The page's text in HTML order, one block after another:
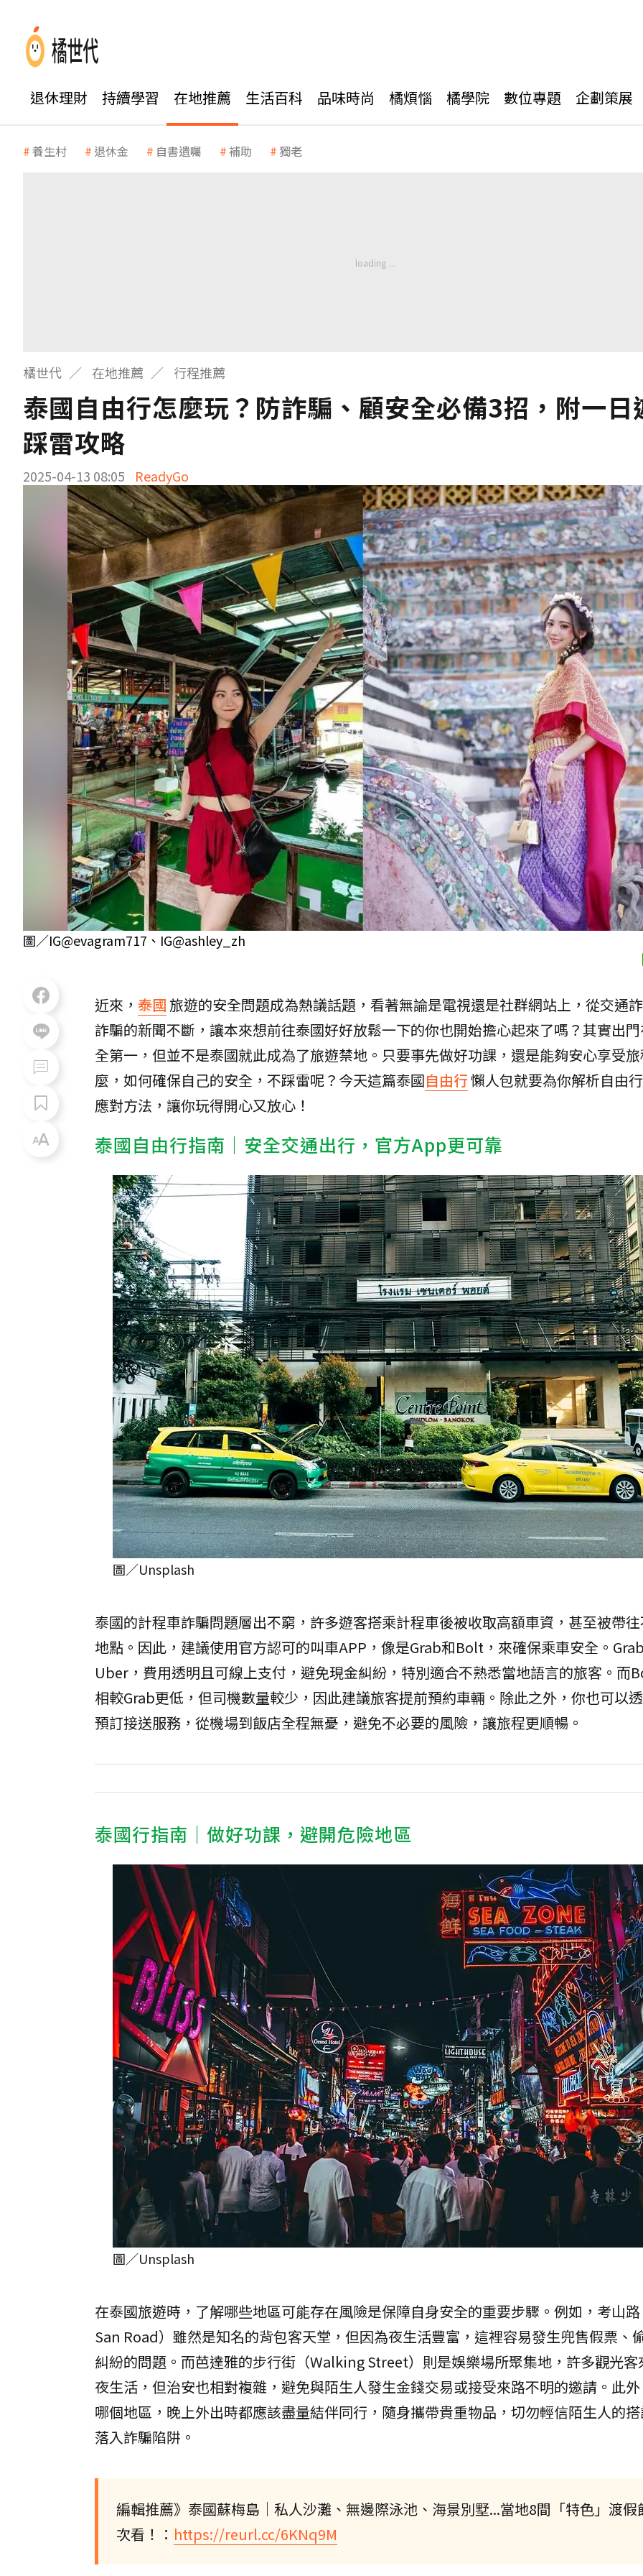
退休理財 持續學習 在地推薦 生活百科 品味時尚 橘煩惱 橘學院 數位專題 企劃策展
養生村 退休金 自書遺囑 補助 獨老
橘世代 在地推薦 行程推薦
泰國自由行怎麼玩？防詐騙、顧安全必備3招，附一日
踩雷攻略
2025-04-13 08:05 ReadyGo
圖／IG@evagram717、IG@ashley_zh
近來， 泰國 旅遊的安全問題成為熱議話題，看著無論是電視還是社群網站上，從交通
詐騙的新聞不斷，讓本來想前往泰國好好放鬆一下的你也開始擔心起來了嗎？其實出
全第一，但並不是泰國就此成為了旅遊禁地。只要事先做好功課，還是能夠安心享受
麼，如何確保自己的安全，不踩雷呢？今天這篇泰國自由行懶人包就要為你解析自由
應對方法，讓你玩得開心又放心！
泰國自由行指南｜安全交通出行，官方App更可靠
圖／Unsplash
泰國的計程車詐騙問題層出不窮，許多遊客搭乘計程車後被收取高額車資，甚至被帶
地點。因此，建議使用官方認可的叫車APP，像是Grab和Bolt，來確保乘車安全。
Uber，費用透明且可線上支付，避免現金糾紛，特別適合不熟悉當地語言的旅客。而
相較Grab更低，但司機數量較少，因此建議旅客提前預約車輛。除此之外，你也可以
預訂接送服務，從機場到飯店全程無憂，避免不必要的風險，讓旅程更順暢。
泰國行指南｜做好功課，避開危險地區
圖／Unsplash
在泰國旅遊時，了解哪些地區可能存在風險是保障自身安全的重要步驟。例如，考山
San Road）雖然是知名的背包客天堂，但因為夜生活豐富，這裡容易發生兜售假票、
糾紛的問題。而芭達雅的步行街（Walking Street）則是娛樂場所聚集地，許多觀光客
夜生活，但治安也相對複雜，避免與陌生人發生金錢交易或接受來路不明的邀請。此
哪個地區，晚上外出時都應該盡量結伴同行，隨身攜帶貴重物品，切勿輕信陌生人的
落入詐騙陷阱。
編輯推薦》泰國蘇梅島│私人沙灘、無邊際泳池、海景別墅...當地8間「特色」渡假
次看！： https://reurl.cc/6KNq9M